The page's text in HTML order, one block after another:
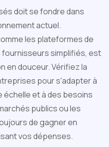
doit se fondre dans
actuel.
les plateformes de
simplifiés, est
en douceur. Vérifiez la
pour s'adapter à
échelle et à des besoins
publics ou les
de gagner en
vos dépenses.